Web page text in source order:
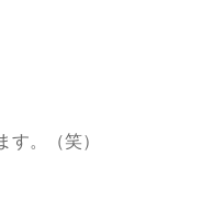
。（笑）